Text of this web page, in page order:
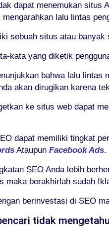
dapat menemukan situs
lalu lintas
sebuah situs atau
kata yang diketik
bahwa lalu
akan dirugikan karena
ke situs web dapat
dapat memiliki tingkat
Ataupun Facebook Ads.
SEO Anda lebih
maka berakhirlah sudah
berinvestasi di SEO
tidak